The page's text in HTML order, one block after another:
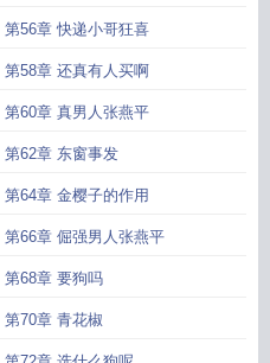
第56章 快递小哥狂喜
第58章 还真有人买啊
第60章 真男人张燕平
第62章 东窗事发
第64章 金樱子的作用
第66章 倔强男人张燕平
第68章 要狗吗
第70章 青花椒